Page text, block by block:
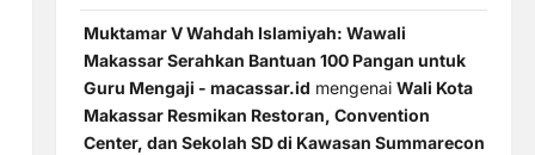
Muktamar V Wahdah Islamiyah: Wawali
Makassar Serahkan Bantuan 100 Pangan untuk
Guru Mengaji - macassar.id mengenai Wali Kota
Makassar Resmikan Restoran, Convention
Center, dan Sekolah SD di Kawasan Summarecon